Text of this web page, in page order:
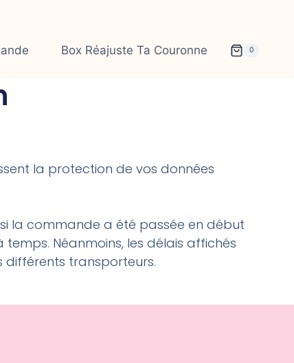
Box Réajuste Ta Couronne 0
la protection de vos données
la commande a été passée en début
Néanmoins, les délais affichés
différents transporteurs.